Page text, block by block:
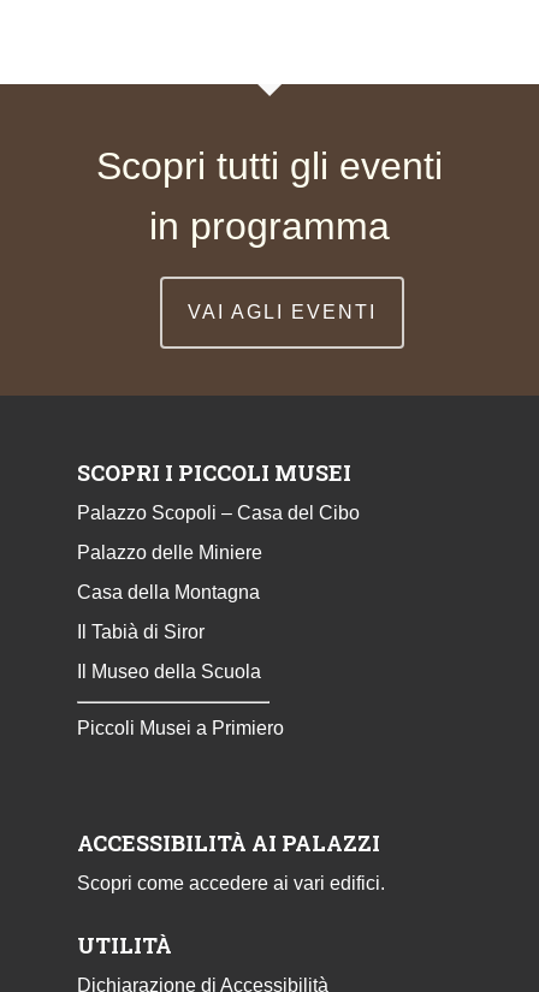
Scopri tutti gli eventi
in programma
VAI AGLI EVENTI
SCOPRI I PICCOLI MUSEI
Palazzo Scopoli – Casa del Cibo
Palazzo delle Miniere
Casa della Montagna
Il Tabià di Siror
Il Museo della Scuola
Piccoli Musei a Primiero
ACCESSIBILITÀ AI PALAZZI
Scopri come accedere ai vari edifici.
UTILITÀ
Dichiarazione di Accessibilità